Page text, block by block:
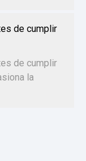
de cumplir
de cumplir
la